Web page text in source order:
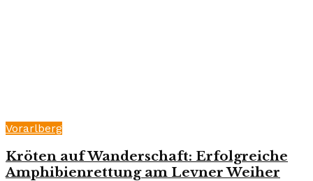
Vorarlberg
Kröten auf Wanderschaft: Erfolgreiche
Amphibienrettung am Levner Weiher